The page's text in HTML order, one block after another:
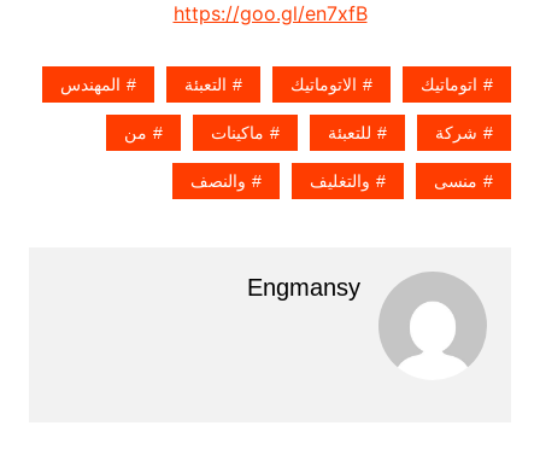
https://goo.gl/en7xfB
اتوماتيك الاتوماتيك التعبئة المهندس
شركة للتعبئة ماكينات من
منسى والتغليف والنصف
Engmansy